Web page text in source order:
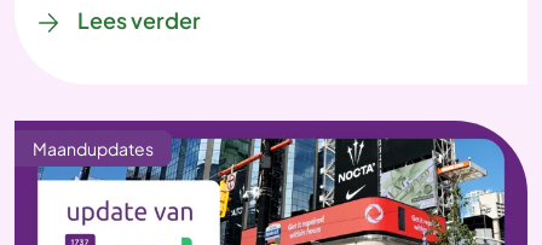
Lees verder
Maandupdates